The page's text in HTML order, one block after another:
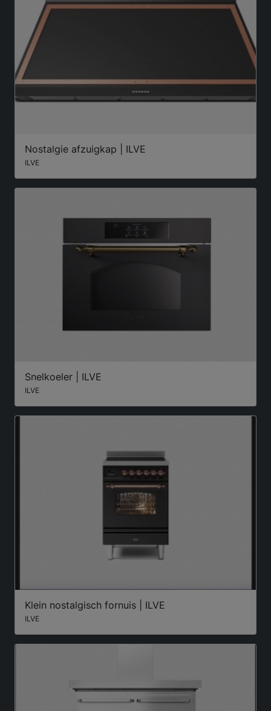
Nostalgie afzuigkap | ILVE
ILVE
Snelkoeler | ILVE
ILVE
Klein nostalgisch fornuis | ILVE
ILVE